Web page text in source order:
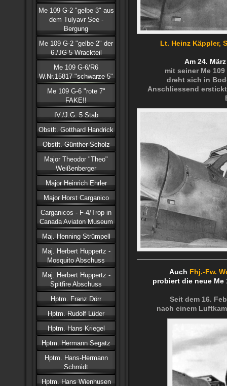
Me 109 G-2 "gelbe 3" aus
dem Tulyavr See -
Bergung
Me 109 G-2 "gelbe 2" der
6./JG 5 Wrackteil
Me 109 G-6/R6
W.Nr.15817 "schwarze 5"
Me 109 G-6 "rote 7"
FAKE!!
IV./J.G. 5 Stab
Obstlt. Gotthard Handrick
Obstlt. Günther Scholz
Major Theodor "Theo"
Weißenberger
Major Heinrich Ehrler
Major Horst Carganico
Carganicos - F-4/Trop in
Canada Aviaton Museum
Maj. Henning Strümpell
Maj. Herbert Huppertz -
Mosquito Abschuss
Maj. Herbert Huppertz -
Spitfire Abschuss
Hptm. Franz Dörr
Hptm. Rudolf Lüder
Hptm. Hans Kriegel
Hptm. Hermann Segatz
Hptm. Hans-Hermann
Schmidt
Hptm. Hans Wienhusen
Lt. Heinz Käppler,
Am 24.
mit seiner Me
dreht sich in
Anschliessend erstickt
Auch Fhj.-Fw.
probiert die neue Me
Seit dem 16.
nach einem